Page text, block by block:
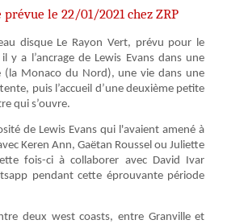
le 22/01/2021 chez ZRP
disque Le Rayon Vert, prévu pour le
y a l’ancrage de Lewis Evans dans une
(la Monaco du Nord), une vie dans une
puis l’accueil d’une deuxième petite
qui s’ouvre.
de Lewis Evans qui l'avaient amené à
Keren Ann, Gaëtan Roussel ou Juliette
fois-ci à collaborer avec David Ivar
pendant cette éprouvante période
deux west coasts, entre Granville et